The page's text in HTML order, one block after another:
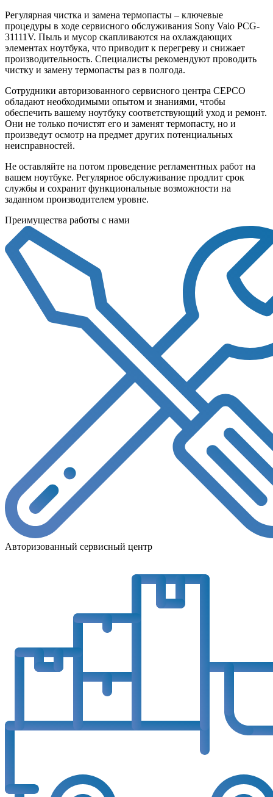
Регулярная чистка и замена термопасты – ключевые
процедуры в ходе сервисного обслуживания Sony Vaio PCG-
31111V. Пыль и мусор скапливаются на охлаждающих
элементах ноутбука, что приводит к перегреву и снижает
производительность. Специалисты рекомендуют проводить
чистку и замену термопасты раз в полгода.
Сотрудники авторизованного сервисного центра СЕРСО
обладают необходимыми опытом и знаниями, чтобы
обеспечить вашему ноутбуку соответствующий уход и ремонт.
Они не только почистят его и заменят термопасту, но и
произведут осмотр на предмет других потенциальных
неисправностей.
Не оставляйте на потом проведение регламентных работ на
вашем ноутбуке. Регулярное обслуживание продлит срок
службы и сохранит функциональные возможности на
заданном производителем уровне.
Преимущества работы с нами
Авторизованный сервисный центр